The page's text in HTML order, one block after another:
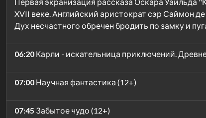
XVII веке. Английский аристократ сэр Саймон
Дух несчастного обречен бродить по замку и
06:20 Карли - искательница приключений.
07:00 Научная фантастика (12+)
07:45 Забытое чудо (12+)